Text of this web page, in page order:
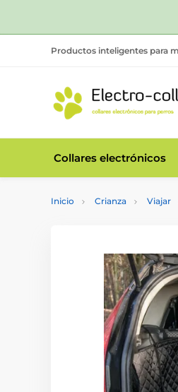
Productos inteligentes para
Collares electrónicos
Inicio Crianza Viajar